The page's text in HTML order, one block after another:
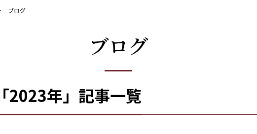
ブログ
ブログ
2023年」記事一覧